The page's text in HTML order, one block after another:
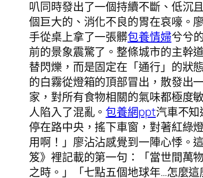
叭同時發出了一個持續不斷、低
個巨大的、消化不良的胃在哀嚎。
手從桌上拿了一張髒包養情婦兮兮
前的景象震驚了。整條城市的主幹
替閃爍，而是固定在「通行」的狀
的白霧從燈箱的頂部冒出，散發出
家，對所有食物相關的氣味都極度
人陷入了混亂。 包養網ppt汽車不
停在路中央，搖下車窗，對著紅綠
用啊！」廖沾沾感覺到一陣心悸。
笈》裡記載的第一句：「當世間萬
之時。」「七點五個地球年…怎麼